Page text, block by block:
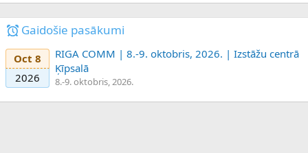
Gaidošie pasākumi
Oct 8
2026
RIGA COMM | 8.-9. oktobris, 2026. | Izstāžu centrā
Ķīpsalā
8.-9. oktobris, 2026.